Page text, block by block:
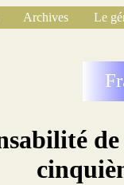
Archives
Le